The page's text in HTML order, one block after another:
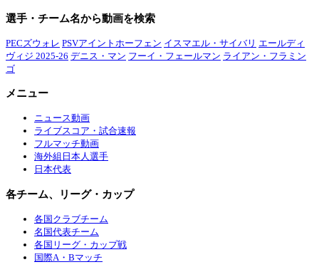
選手・チーム名から動画を検索
PECズウォレ PSVアイントホーフェン イスマエル・サイバリ エールディ
ヴィジ 2025-26 デニス・マン フーイ・フェールマン ライアン・フラミン
ゴ
メニュー
ニュース動画
ライブスコア・試合速報
フルマッチ動画
海外組日本人選手
日本代表
各チーム、リーグ・カップ
各国クラブチーム
名国代表チーム
各国リーグ・カップ戦
国際A・Bマッチ